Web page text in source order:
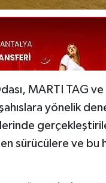
MARTI TAG
şahıslara yönelik
sürücülere ve bu